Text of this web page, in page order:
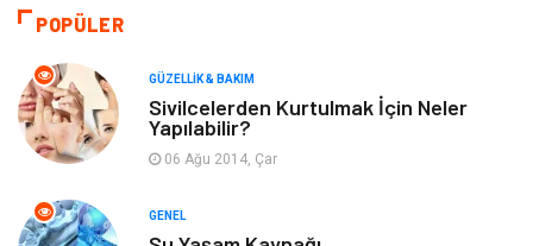
Bilgisayar & Yazılım
Makine
Giyim
Yeme & İçme
POPÜLER
GÜZELLIK & BAKIM
Sivilcelerden Kurtulmak İçin Neler
Yapılabilir?
06 Ağu 2014, Çar
GENEL